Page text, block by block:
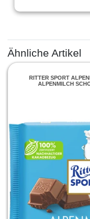
Ähnliche Artikel
RITTER SPORT
ALPENMILCH